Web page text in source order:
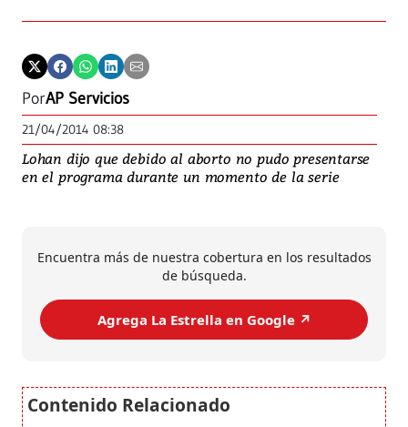
PorAP Servicios
21/04/2014 08:38
Lohan dijo que debido al aborto no pudo presentarse
en el programa durante un momento de la serie
Encuentra más de nuestra cobertura en los resultados
de búsqueda.
Agrega La Estrella en Google ↗️